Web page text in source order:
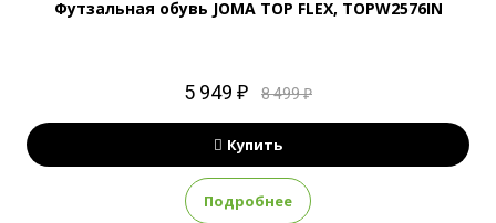
Футзальная обувь JOMA TOP FLEX, TOPW2576IN
5 949 ₽ 8 499 ₽
Купить
Подробнее